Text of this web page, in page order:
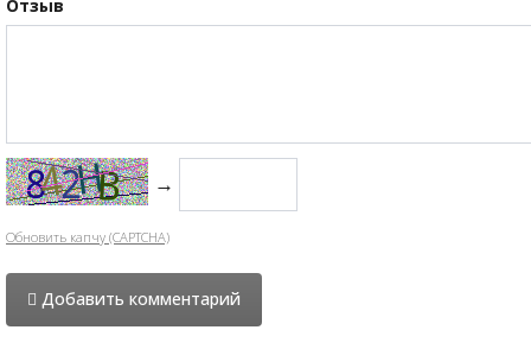
Отзыв
→
Обновить капчу (CAPTCHA)
Добавить комментарий